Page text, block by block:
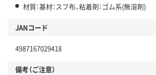
材質：基材：スフ布、粘着剤：ゴム系(無溶剤)
JANコード
4987167029418
備考（ご注意）